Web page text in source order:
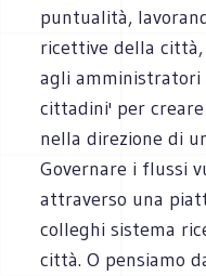
puntualità,
ricettive della
agli amministratori
cittadini' per
nella direzione di
Governare i flussi
attraverso una
colleghi sistema
città. O pensiamo